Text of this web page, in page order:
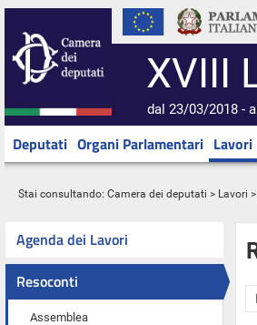
XVIII
dal 23/03/2018 -
Deputati Organi Parlamentari Lavori
Stai consultando: Camera dei deputati > Lavori >
Agenda dei Lavori
Resoconti
Assemblea